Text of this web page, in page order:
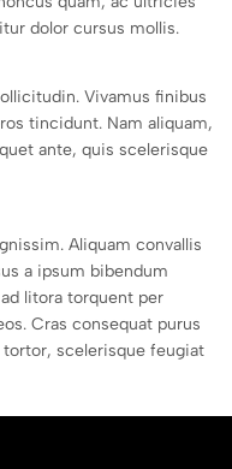
dolor cursus mollis.
Vivamus finibus
tincidunt. Nam aliquam,
ante, quis scelerisque
Aliquam convallis
a ipsum bibendum
litora torquent per
Cras consequat purus
scelerisque feugiat